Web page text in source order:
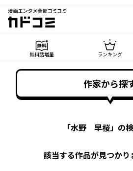
漫画エンタメ全部コミコミ
カドコミ
無料話増量 ランキング
作家から探
「水野 早桜」の
該当する作品が見つかり